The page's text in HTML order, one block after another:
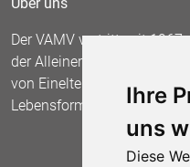
Ihre
uns
Diese
Der VAMV vertritt seit 1967
der Alleinerziehenden und
von Einelternfamilien als
Lebensform.